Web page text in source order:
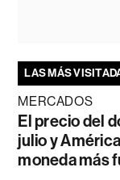
LAS MÁS
MERCADOS
El precio del
julio y
moneda más